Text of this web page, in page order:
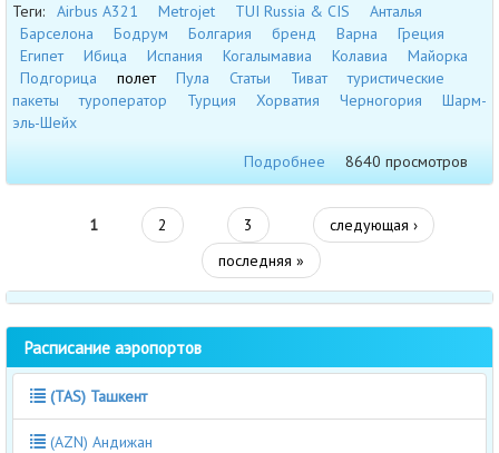
Теги: Airbus A321 Metrojet TUI Russia & CIS
Анталья
Барселона
Бодрум Болгария бренд Варна
Греция
Египет
Ибица Испания Когалымавиа Колавиа
Майорка
Подгорица
полет Пула Статьи Тиват
туристические
пакеты
туроператор Турция Хорватия Черногория
Шарм-
эль-Шейх
Подробнее
8640 просмотров
1 2 3
следующая ›
последняя »
Расписание аэропортов
(TAS) Ташкент
(AZN) Андижан